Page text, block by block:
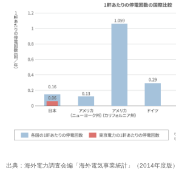
出典：海外電力調査会編「海外電気事業統計」（2014年度版）